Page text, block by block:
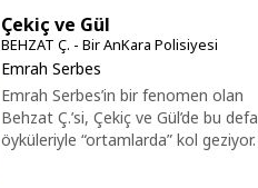
Çekiç ve Gül
BEHZAT Ç. - Bir AnKara Polisiyesi
Emrah Serbes
Emrah Serbes’in bir fenomen olan
Behzat Ç.’si, Çekiç ve Gül’de bu defa
öyküleriyle “ortamlarda” kol geziyor.